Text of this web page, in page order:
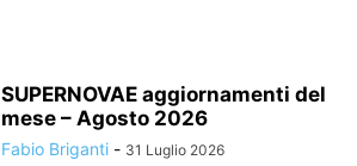
SUPERNOVAE aggiornamenti del
mese – Agosto 2026
Fabio Briganti - 31 Luglio 2026